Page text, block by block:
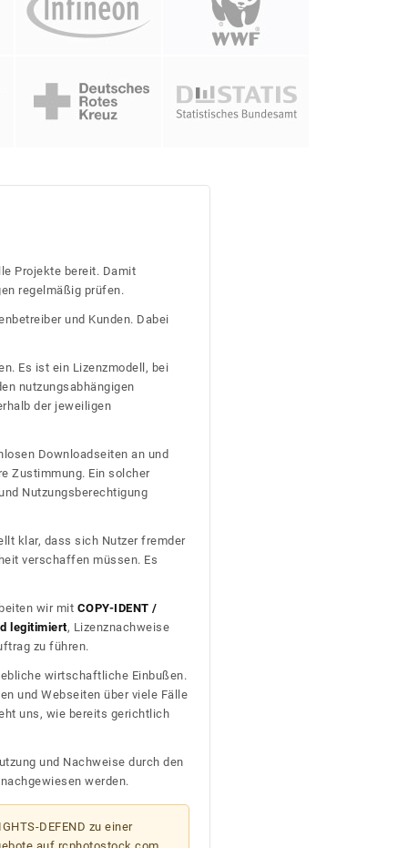
Projekte bereit. Damit
regelmäßig prüfen.
und Kunden. Dabei
Es ist ein Lizenzmodell, bei
nutzungsabhängigen
der jeweiligen
Downloadseiten an und
Zustimmung. Ein solcher
Nutzungsberechtigung
klar, dass sich Nutzer fremder
verschaffen müssen. Es
wir mit COPY-IDENT /
legitimiert, Lizenznachweise
zu führen.
wirtschaftliche Einbußen.
und Webseiten über viele Fälle
uns, wie bereits gerichtlich
und Nachweise durch den
werden.
DEFEND zu einer